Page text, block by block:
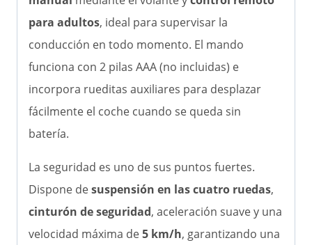
para adultos, ideal para supervisar la
conducción en todo momento. El mando
funciona con 2 pilas AAA (no incluidas) e
incorpora rueditas auxiliares para desplazar
fácilmente el coche cuando se queda sin
batería.
La seguridad es uno de sus puntos fuertes.
Dispone desuspensión en las cuatro ruedas,
cinturón de seguridad, aceleración suave y una
velocidad máxima de5 km/h, garantizando una